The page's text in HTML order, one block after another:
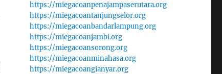
https://miegacoanpenajampaserutara.org
https://miegacoantanjungselor.org
https://miegacoanbandarlampung.org
https://miegacoanjambi.org
https://miegacoansorong.org
https://miegacoanminahasa.org
https://miegacoangianyar.org